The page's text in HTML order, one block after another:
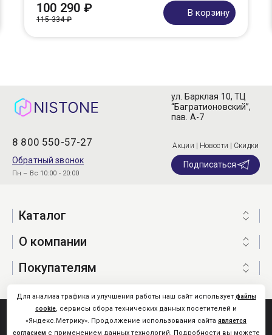
100 290 ₽
115 334 ₽
В корзину
8 800 550-57-27
Обратный звонок
Пн – Вс 10:00 - 20:00
ул. Барклая 10, ТЦ
“Багратионовский”,
пав. А-7
Акции | Новости | Скидки
Подписаться
Каталог
О компании
Покупателям
Nistone.Ru © 2026
Карта сайта
Для анализа трафика и улучшения работы наш сайт использует файлы
cookie, сервисы сбора технических данных посетителей и
«Яндекс.Метрику». Продолжение использования сайта является
согласием с применением данных технологий. Подробности вы можете